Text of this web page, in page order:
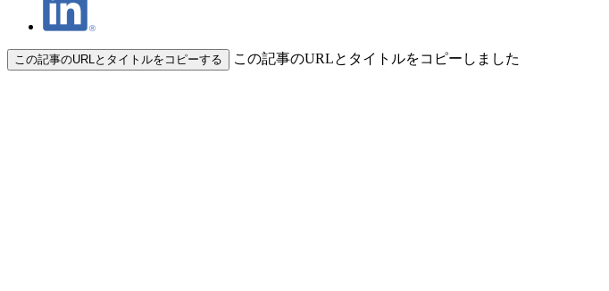
この記事のURLとタイトルをコピーする この記事のURLとタイトルをコピーしました